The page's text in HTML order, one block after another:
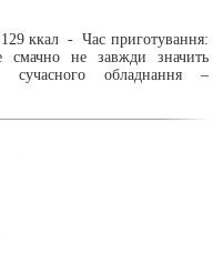
129 ккал - Час приготування:
не завжди значить
сучасного обладнання –